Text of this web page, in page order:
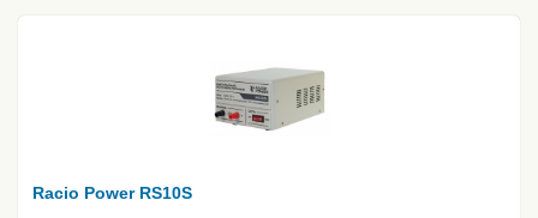
Racio Power RS10S